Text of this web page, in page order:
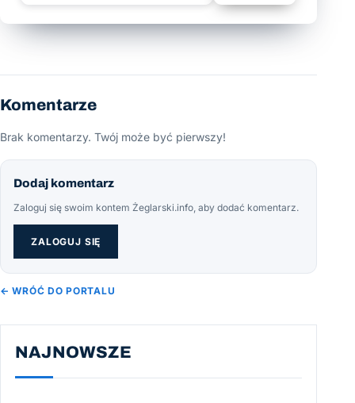
Komentarze
Brak komentarzy. Twój może być pierwszy!
Dodaj komentarz
Zaloguj się swoim kontem Żeglarski.info, aby dodać komentarz.
ZALOGUJ SIĘ
← WRÓĆ DO PORTALU
NAJNOWSZE